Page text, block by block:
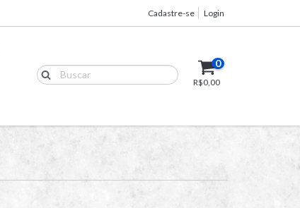
Cadastre-se Login
0
R$0,00